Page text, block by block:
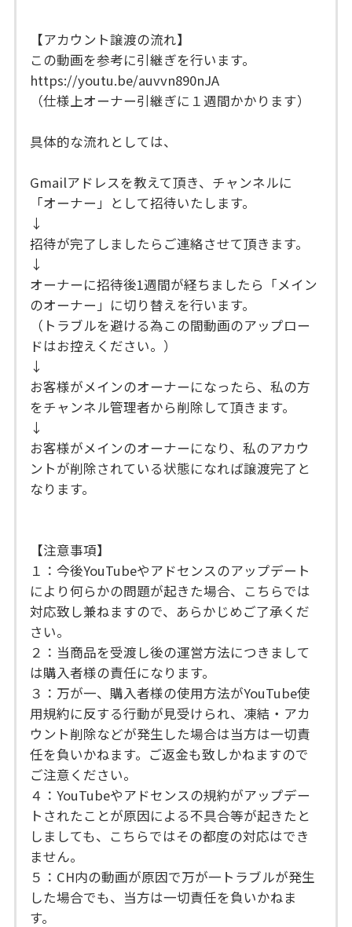
【アカウント譲渡の流れ】
この動画を参考に引継ぎを行います。
https://youtu.be/auvvn890nJA
（仕様上オーナー引継ぎに１週間かかります）
具体的な流れとしては、
Gmailアドレスを教えて頂き、チャンネルに
「オーナー」として招待いたします。
↓
招待が完了しましたらご連絡させて頂きます。
↓
オーナーに招待後1週間が経ちましたら「メイン
のオーナー」に切り替えを行います。
（トラブルを避ける為この間動画のアップロー
ドはお控えください。）
↓
お客様がメインのオーナーになったら、私の方
をチャンネル管理者から削除して頂きます。
↓
お客様がメインのオーナーになり、私のアカウ
ントが削除されている状態になれば譲渡完了と
なります。
【注意事項】
１：今後YouTubeやアドセンスのアップデート
により何らかの問題が起きた場合、こちらでは
対応致し兼ねますので、あらかじめご了承くだ
さい。
２：当商品を受渡し後の運営方法につきまして
は購入者様の責任になります。
３：万が一、購入者様の使用方法がYouTube使
用規約に反する行動が見受けられ、凍結・アカ
ウント削除などが発生した場合は当方は一切責
任を負いかねます。ご返金も致しかねますので
ご注意ください。
４：YouTubeやアドセンスの規約がアップデー
トされたことが原因による不具合等が起きたと
しましても、こちらではその都度の対応はでき
ません。
５：CH内の動画が原因で万が一トラブルが発生
した場合でも、当方は一切責任を負いかねま
す。